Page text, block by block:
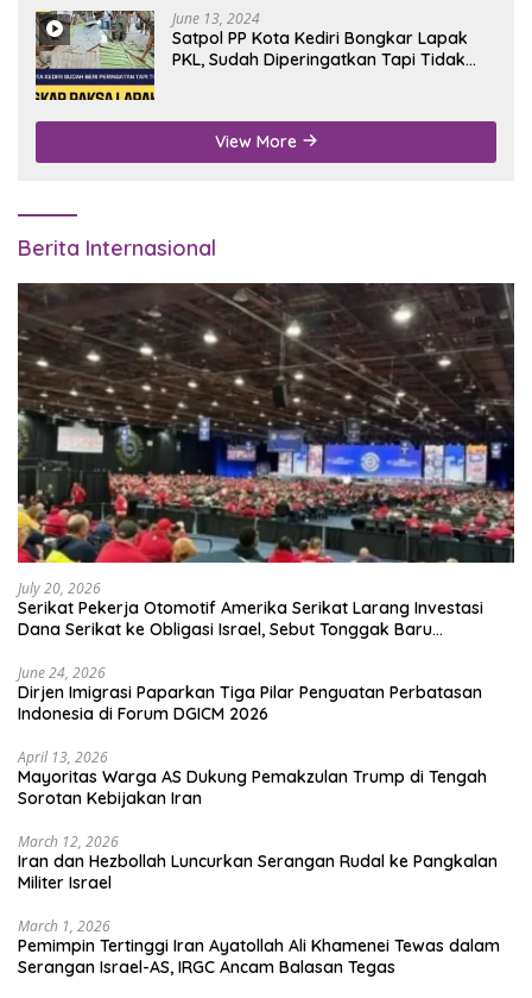
June 13, 2024
Satpol PP Kota Kediri Bongkar Lapak
PKL, Sudah Diperingatkan Tapi Tidak
View More
Berita Internasional
July 20, 2026
Serikat Pekerja Otomotif Amerika Serikat Larang Investasi
Dana Serikat ke Obligasi Israel, Sebut Tonggak Baru
June 24, 2026
Dirjen Imigrasi Paparkan Tiga Pilar Penguatan Perbatasan
Indonesia di Forum DGICM 2026
April 13, 2026
Mayoritas Warga AS Dukung Pemakzulan Trump di Tengah
Sorotan Kebijakan Iran
March 12, 2026
Iran dan Hezbollah Luncurkan Serangan Rudal ke Pangkalan
Militer Israel
March 1, 2026
Pemimpin Tertinggi Iran Ayatollah Ali Khamenei Tewas dalam
Serangan Israel-AS, IRGC Ancam Balasan Tegas